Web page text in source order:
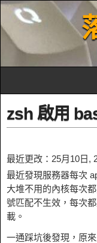
zsh 啟用
最近更改：25月10日,
最近發現服務器每次
大堆不用的內核每次
號匹配不生效，每次
載。
一通踩坑後發現，原